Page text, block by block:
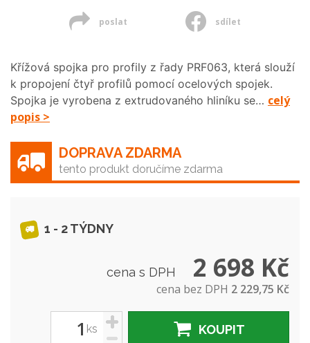
poslat sdílet
Křížová spojka pro profily z řady PRF063, která slouží
k propojení čtyř profilů pomocí ocelových spojek.
Spojka je vyrobena z extrudovaného hliníku se… celý
popis >
DOPRAVA ZDARMA
tento produkt doručíme zdarma
1 - 2 TÝDNY
cena s DPH 2 698 Kč
cena bez DPH 2 229,75 Kč
ks
+
-
KOUPIT